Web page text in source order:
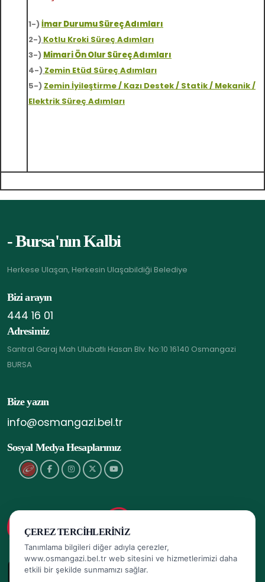
1-)İmar Durumu Süreç Adımları
2-) Kotlu Kroki Süreç Adımları
3-) Mimari Ön Olur Süreç Adımları
4-) Zemin Etüd Süreç Adımları
5-) Zemin İyileştirme / Kazı Destek / Statik / Mekanik /
Elektrik Süreç Adımları
- Bursa'nın Kalbi
Herkese Ulaşan, Herkesin Ulaşabildiği Belediye
Bizi arayın
444 16 01
Adresimiz
Santral Garaj Mah Ulubatlı Hasan Blv. No:10 16140 Osmangazi
BURSA
Bize yazın
info@osmangazi.bel.tr
Sosyal Medya Hesaplarımız
ÇEREZ TERCIHLERINIZ
Tanımlama bilgileri diğer adıyla çerezler,
www.osmangazi.bel.tr web sitesini ve hizmetlerimizi daha
etkili bir şekilde sunmamızı sağlar.